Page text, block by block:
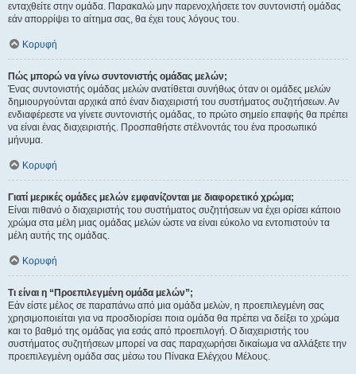
ενταχθείτε στην ομάδα. Παρακαλώ μην παρενοχλήσετε τον συντονιστή ομάδας
εάν απορρίψει το αίτημα σας, θα έχει τους λόγους του.
Κορυφή
Πώς μπορώ να γίνω συντονιστής ομάδας μελών;
Ένας συντονιστής ομάδας μελών ανατίθεται συνήθως όταν οι ομάδες μελών
δημιουργούνται αρχικά από έναν διαχειριστή του συστήματος συζητήσεων. Αν
ενδιαφέρεστε να γίνετε συντονιστής ομάδας, το πρώτο σημείο επαφής θα πρέπει
να είναι ένας διαχειριστής. Προσπαθήστε στέλνοντάς του ένα προσωπικό
μήνυμα.
Κορυφή
Γιατί μερικές ομάδες μελών εμφανίζονται με διαφορετικό χρώμα;
Είναι πιθανό ο διαχειριστής του συστήματος συζητήσεων να έχει ορίσει κάποιο
χρώμα στα μέλη μιας ομάδας μελών ώστε να είναι εύκολο να εντοπιστούν τα
μέλη αυτής της ομάδας.
Κορυφή
Τι είναι η “Προεπιλεγμένη ομάδα μελών”;
Εάν είστε μέλος σε παραπάνω από μια ομάδα μελών, η προεπιλεγμένη σας
χρησιμοποιείται για να προσδιορίσει ποια ομάδα θα πρέπει να δείξει το χρώμα
και το βαθμό της ομάδας για εσάς από προεπιλογή. Ο διαχειριστής του
συστήματος συζητήσεων μπορεί να σας παραχωρήσει δικαίωμα να αλλάξετε την
προεπιλεγμένη ομάδα σας μέσω του Πίνακα Ελέγχου Μέλους.